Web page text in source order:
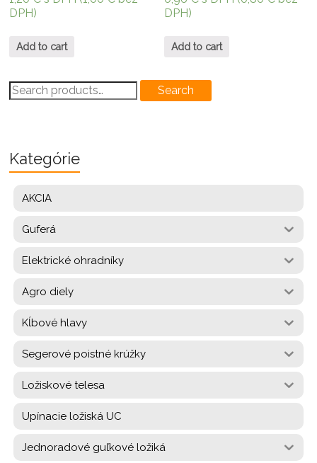
DPH)
Add to cart
DPH)
Add to cart
Search
for:
Search
Kategórie
AKCIA
Guferá
Elektrické ohradníky
Agro diely
Kĺbové hlavy
Segerové poistné krúžky
Ložiskové telesa
Upínacie ložiská UC
Jednoradové guľkové ložiká